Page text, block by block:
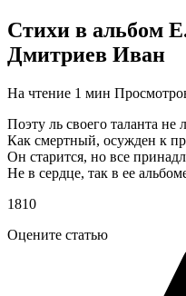
Стихи в альбом
Дмитриев Иван
На чтение 1 мин
Поэту ль своего таланта не
Как смертный, осужден к
Он старится, но все
Не в сердце, так в ее
1810
Оцените статью